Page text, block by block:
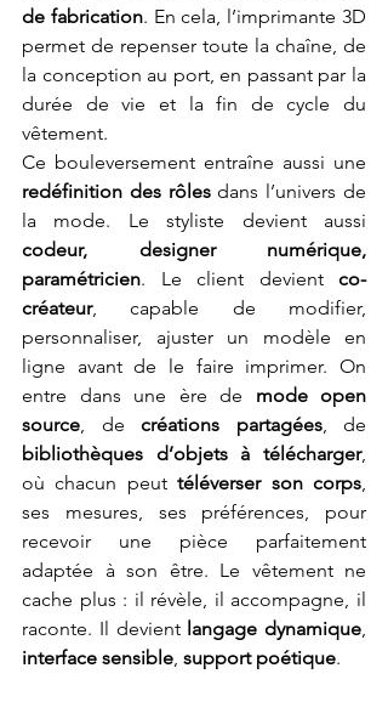
de fabrication. En cela, l’imprimante 3D
permet de repenser toute la chaîne, de
la conception au port, en passant par la
durée de vie et la fin de cycle du
vêtement.
redéfinition des rôles dans l’univers de
codeur, designer numérique,
paramétricien. Le client devient co-
créateur, capable de modifier,
personnaliser, ajuster un modèle en
ligne avant de le faire imprimer. On
entre dans une ère de mode open
source , de créations partagées
bibliothèques d’objets à télécharger,
où chacun peut téléverser son corps
ses mesures, ses préférences, pour
recevoir une pièce parfaitement
adaptée à son être. Le vêtement ne
cache plus : il révèle, il accompagne, il
raconte. Il devient langage dynamique
interface sensible support poétique.